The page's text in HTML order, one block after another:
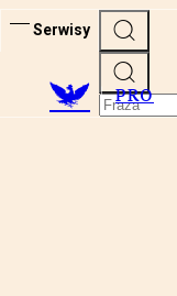
Serwisy
PRO